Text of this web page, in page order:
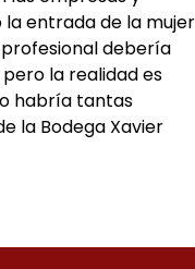
entrada de la mujer
debería
la realidad es
habría tantas
la Bodega Xavier